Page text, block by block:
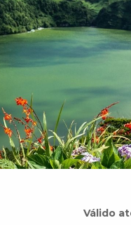
Válido